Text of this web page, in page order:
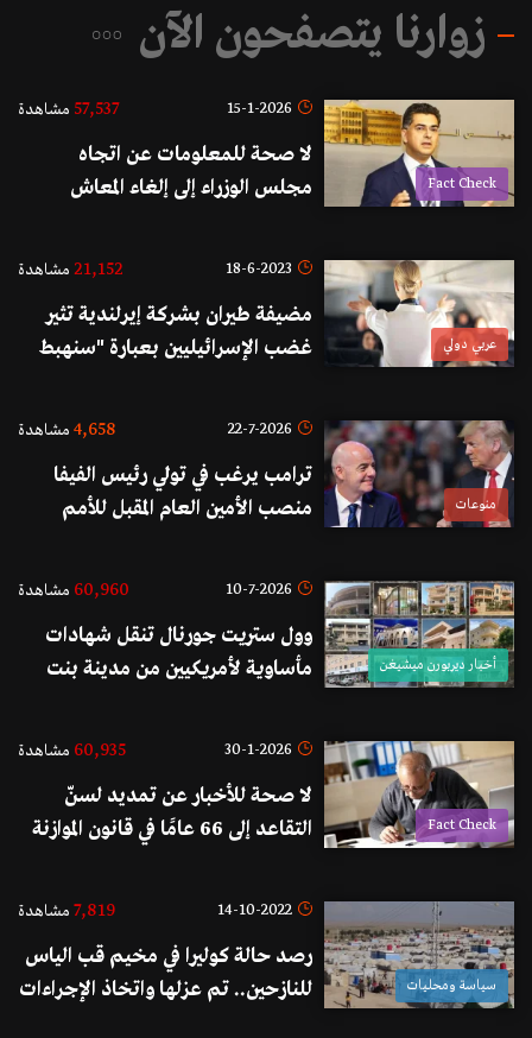
زوارنا يتصفحون الآن
Fact Check
15-1-2026
57,537 مشاهدة
لا صحة للمعلومات عن اتجاه
مجلس الوزراء إلى إلغاء المعاش
عربي دولي
18-6-2023
21,152 مشاهدة
مضيفة طيران بشركة إيرلندية تثير
غضب الإسرائيليين بعبارة "سنهبط
مطالبات الركاب بالإعتذار عن ذلك
منوعات
22-7-2026
4,658 مشاهدة
ترامب يرغب في تولي رئيس الفيفا
منصب الأمين العام المقبل للأمم
أخبار ديربورن ميشيغن
10-7-2026
60,960 مشاهدة
وول ستريت جورنال تنقل شهادات
مأساوية لأمريكيين من مدينة بنت
ومنازل أجدادهم في المدينة
Fact Check
30-1-2026
60,935 مشاهدة
لا صحة للأخبار عن تمديد لسنّ
التقاعد إلى 66 عامًا في قانون الموازنة
سياسة ومحليات
14-10-2022
7,819 مشاهدة
رصد حالة كوليرا في مخيم قب الياس
للنازحين.. تم عزلها واتخاذ الإجراءات